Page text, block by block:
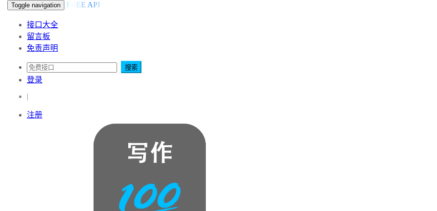
Toggle navigation FREE API
接口大全
留言板
免责声明
搜索
登录
|
注册